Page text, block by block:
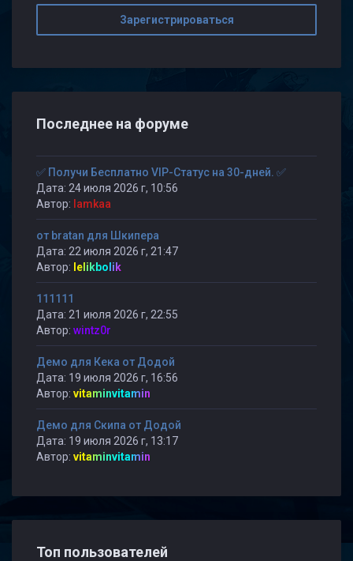
Зарегистрироваться
Последнее на форуме
✅ Получи Бесплатно VIP-Статус на 30-дней. ✅
Дата: 24 июля 2026 г, 10:56
Автор: lamkaa
от bratan для Шкипера
Дата: 22 июля 2026 г, 21:47
Автор: lelikbolik
111111
Дата: 21 июля 2026 г, 22:55
Автор: wintz0r
Демо для Кека от Додой
Дата: 19 июля 2026 г, 16:56
Автор: vitaminvitamin
Демо для Скипа от Додой
Дата: 19 июля 2026 г, 13:17
Автор: vitaminvitamin
Топ пользователей